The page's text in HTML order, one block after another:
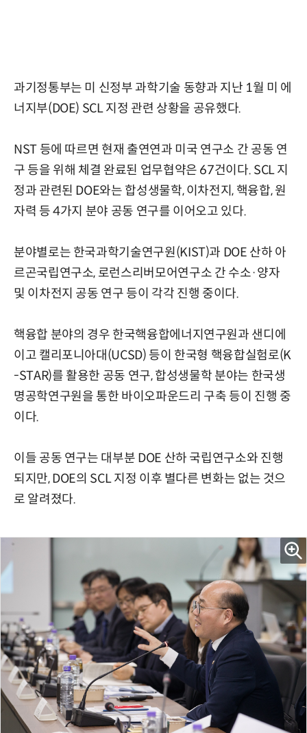
과기정통부는 미 신정부 과학기술 동향과 지난 1월 미 에
너지부(DOE) SCL 지정 관련 상황을 공유했다.
NST 등에 따르면 현재 출연연과 미국 연구소 간 공동 연
구 등을 위해 체결 완료된 업무협약은 67건이다. SCL 지
정과 관련된 DOE와는 합성생물학, 이차전지, 핵융합, 원
자력 등 4가지 분야 공동 연구를 이어오고 있다.
분야별로는 한국과학기술연구원(KIST)과 DOE 산하 아
르곤국립연구소, 로런스리버모어연구소 간 수소·양자
및 이차전지 공동 연구 등이 각각 진행 중이다.
핵융합 분야의 경우 한국핵융합에너지연구원과 샌디에
이고 캘리포니아대(UCSD) 등이 한국형 핵융합실험로(K
-STAR)를 활용한 공동 연구, 합성생물학 분야는 한국생
명공학연구원을 통한 바이오파운드리 구축 등이 진행 중
이다.
이들 공동 연구는 대부분 DOE 산하 국립연구소와 진행
되지만, DOE의 SCL 지정 이후 별다른 변화는 없는 것으
로 알려졌다.